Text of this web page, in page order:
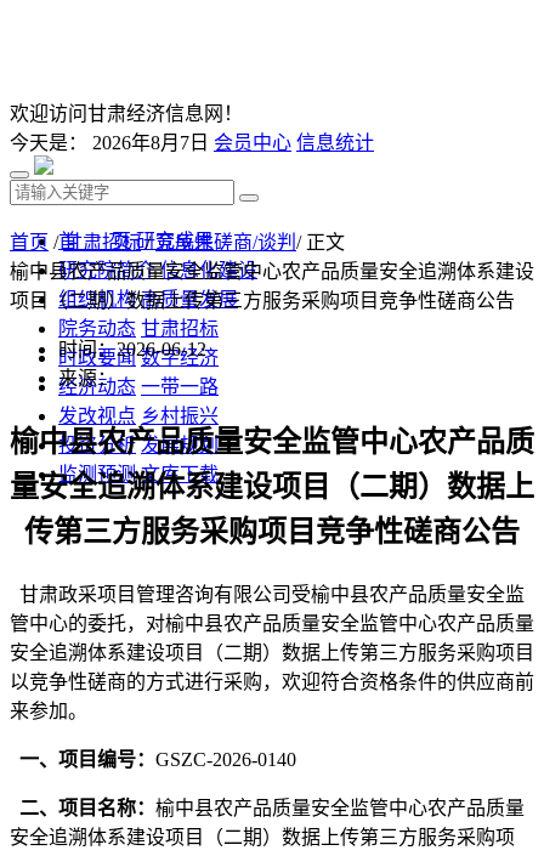
欢迎访问甘肃经济信息网！
今天是： 2026年8月7日 会员中心 信息统计
首 页 研究成果
研究院简介 信息化建设
组织机构 高质量发展
院务动态 甘肃招标
时政要闻 数字经济
经济动态 一带一路
发改视点 乡村振兴
投资分析 发展规划
监测预测 文库下载
首页 /甘肃招标/竞争性磋商/谈判 / 正文
榆中县农产品质量安全监管中心农产品质量安全追溯体系建设
项目（二期）数据上传第三方服务采购项目竞争性磋商公告
时间：2026-06-12
来源：
榆中县农产品质量安全监管中心农产品质
量安全追溯体系建设项目（二期）数据上
传第三方服务采购项目竞争性磋商公告
甘肃政采项目管理咨询有限公司 受榆中县农产品质量安全监
管中心的委托， 对榆中县农产品质量安全监管中心农产品质量
安全追溯体系建设项目（二期）数据上传第三方服务采购项目
以竞争性磋商的方式进行采购， 欢迎符合资格条件的供应商前
来参加。
一、项目编号： GSZC-2026-0140
二、项目名称： 榆中县农产品质量安全监管中心农产品质量
安全追溯体系建设项目（二期）数据上传第三方服务采购项